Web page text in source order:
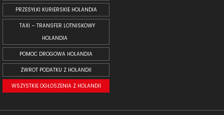
PRZESYŁKI KURIERSKIE HOLANDIA
TAXI – TRANSFER LOTNISKOWY
HOLANDIA
POMOC DROGOWA HOLANDIA
ZWROT PODATKU Z HOLANDII
WSZYSTKIE OGŁOSZENIA Z HOLANDII